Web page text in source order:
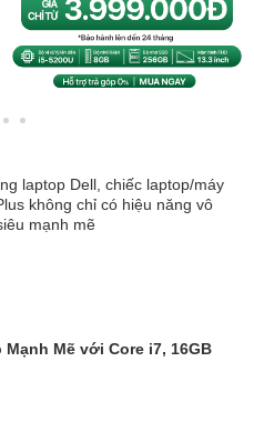
laptop Dell, chiếc laptop/máy
không chỉ có hiệu năng vô
mạnh mẽ
Mẽ với Core i7, 16GB